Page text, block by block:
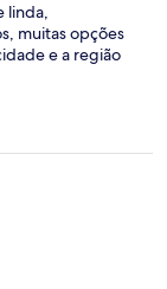
linda,
muitas opções
e a região